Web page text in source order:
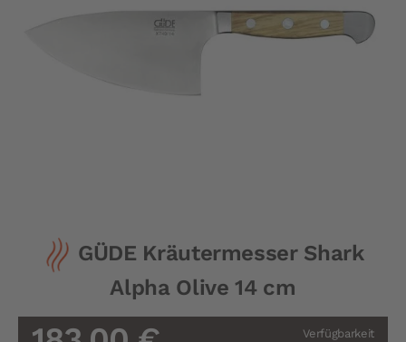
Anfang
GÜDE Kräutermesser Shark
Alpha Olive 14 cm
Verfügbarkeit